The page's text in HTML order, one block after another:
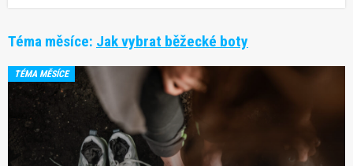
Téma měsíce: Jak vybrat běžecké boty
TÉMA MĚSÍCE